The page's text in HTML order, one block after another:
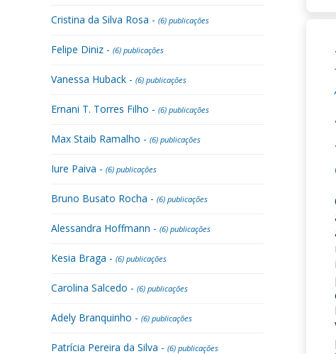
Cristina da Silva Rosa - (6) publicações
Felipe Diniz - (6) publicações
Vanessa Huback - (6) publicações
Ernani T. Torres Filho - (6) publicações
Max Staib Ramalho - (6) publicações
Iure Paiva - (6) publicações
Bruno Busato Rocha - (6) publicações
Alessandra Hoffmann - (6) publicações
Kesia Braga - (6) publicações
Carolina Salcedo - (6) publicações
Adely Branquinho - (6) publicações
Patrícia Pereira da Silva - (6) publicações